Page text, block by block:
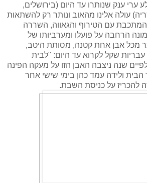
ערי ענק שנותרו עד היום (בירושלים,
עולה אלינו מהאוב ונותר רק להשתאות
עם הטירוף והגאווה, השררה
הרחבה על פועלו ומערביותו של
מכל אבן אחת קטנה, מסותת היטב,
שקל לקרוא עד היום: "לבית
שנה ניצבה האבן הזו על מעקה הפינה
ולידה עמד כהן בימי שישי אחר
להכריז על כניסת השבת.